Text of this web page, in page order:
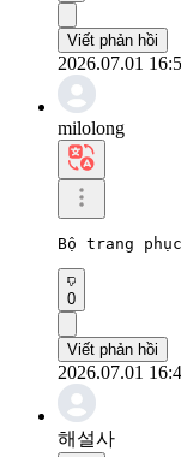
Viết phản hồi
2026.07.01
milolong
Bộ trang
0
Viết phản hồi
2026.07.01
해설사